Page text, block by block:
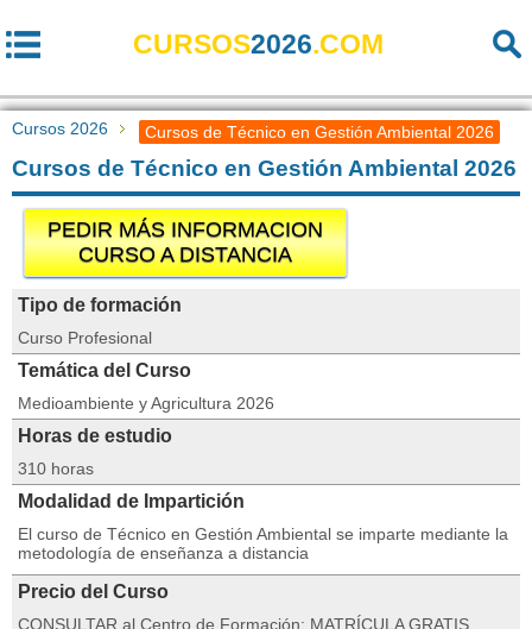
CURSOS2026.COM
Cursos 2026 Cursos de Técnico en Gestión Ambiental 2026
Cursos de Técnico en Gestión Ambiental 2026
PEDIR MÁS INFORMACION
CURSO A DISTANCIA
Tipo de formación
Curso Profesional
Temática del Curso
Medioambiente y Agricultura 2026
Horas de estudio
310 horas
Modalidad de Impartición
El curso de Técnico en Gestión Ambiental se imparte mediante la
metodología de enseñanza a distancia
Precio del Curso
CONSULTAR al Centro de Formación: MATRÍCULA GRATIS.